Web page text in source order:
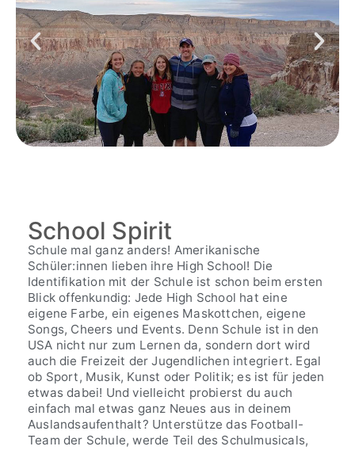
School Spirit
Schule mal ganz anders! Amerikanische
Schüler:innen lieben ihre High School! Die
Identifikation mit der Schule ist schon beim ersten
Blick offenkundig: Jede High School hat eine
eigene Farbe, ein eigenes Maskottchen, eigene
Songs, Cheers und Events. Denn Schule ist in den
USA nicht nur zum Lernen da, sondern dort wird
auch die Freizeit der Jugendlichen integriert. Egal
ob Sport, Musik, Kunst oder Politik; es ist für jeden
etwas dabei! Und vielleicht probierst du auch
einfach mal etwas ganz Neues aus in deinem
Auslandsaufenthalt? Unterstütze das Football-
Team der Schule, werde Teil des Schulmusicals,